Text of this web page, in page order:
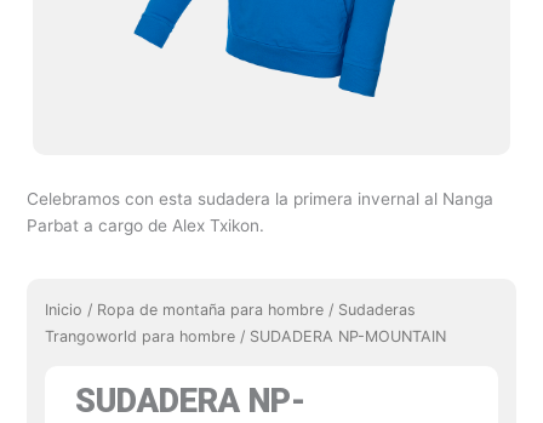
Celebramos con esta sudadera la primera invernal al Nanga
Parbat a cargo de Alex Txikon.
Inicio / Ropa de montaña para hombre / Sudaderas
Trangoworld para hombre / SUDADERA NP-MOUNTAIN
SUDADERA NP-